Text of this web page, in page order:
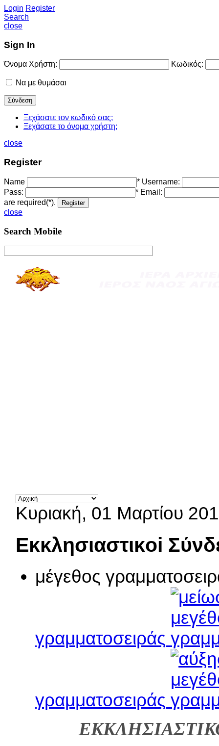
Login Register
Search
close
Sign In
Όνομα Χρήστη: Κωδικός:
Να με θυμάσαι
Ξεχάσατε τον κωδικό σας;
Ξεχάσατε το όνομα χρήστη;
close
Register
Name * Username:
Pass:
* Email:
are required(*).
close
Search Mobile
Κυριακή, 01 Μαρτίου
Εκκλησιαστικoi
μέγεθος
γραμματοσειράς
γραμματοσειράς